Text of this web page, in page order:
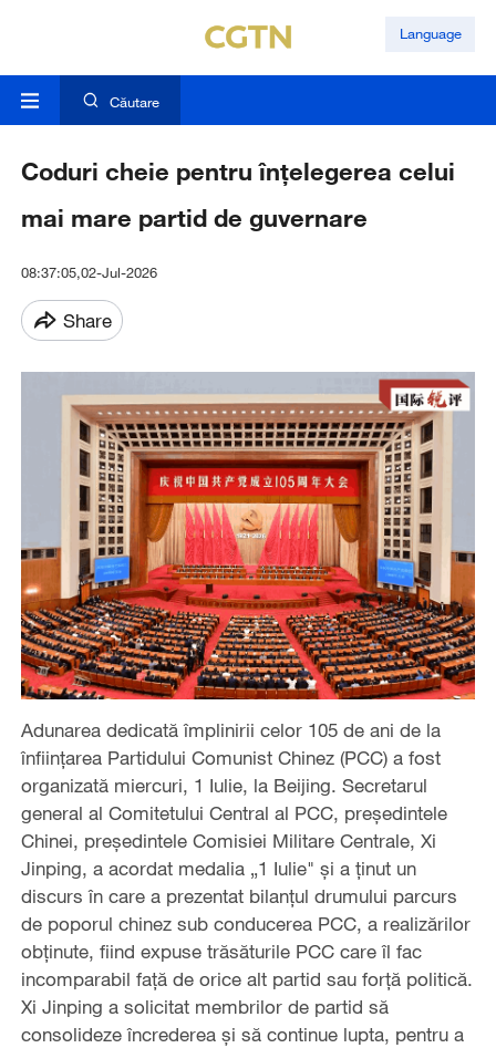
Language
Căutare
Coduri cheie pentru înțelegerea celui
mai mare partid de guvernare
08:37:05,02-Jul-2026
Share
Adunarea dedicată împlinirii celor 105 de ani de la
înființarea Partidului Comunist Chinez (PCC) a fost
organizată miercuri, 1 Iulie, la Beijing. Secretarul
general al Comitetului Central al PCC, președintele
Chinei, președintele Comisiei Militare Centrale, Xi
Jinping, a acordat medalia „1 Iulie" și a ținut un
discurs în care a prezentat bilanțul drumului parcurs
de poporul chinez sub conducerea PCC, a realizărilor
obținute, fiind expuse trăsăturile PCC care îl fac
incomparabil față de orice alt partid sau forță politică.
Xi Jinping a solicitat membrilor de partid să
consolideze încrederea și să continue lupta, pentru a